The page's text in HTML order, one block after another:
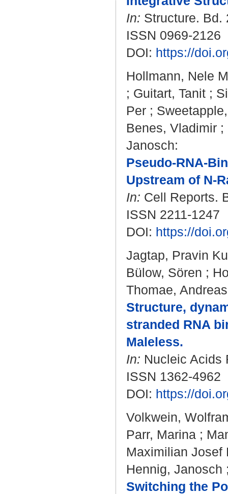
In: Structure. Bd.
ISSN 0969-2126
DOI: https://
Hollmann, Nele
; Guitart, Tanit ;
Per ;
Benes, Vladimir ;
Janosch:
Pseudo-RNA-
Upstream of N-
In: Cell Reports.
ISSN 2211-1247
DOI: https://
Jagtap, Pravin
Bülow, Sören ;
Thomae,
Structure,
stranded RNA
Maleless.
In: Nucleic Acids
ISSN 1362-4962
DOI: https://
Volkwein,
Parr, Marina ;
Maximilian Josef
Hennig, Janosch
Switching the